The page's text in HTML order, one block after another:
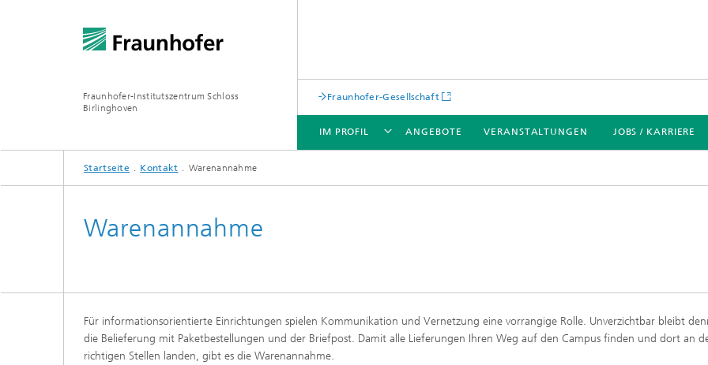
Fraunhofer-Institutszentrum Schloss
Birlinghoven
Fraunhofer-Gesellschaft
IM PROFIL
IM PROFIL
ANGEBOTE VERANSTALTUNGEN JOBS / KARRIERE
JOBS / KARRIERE
KONTAKT
SCHLOSS BIRLINGHOVEN
Startseite Kontakt Warenannahme
Warenannahme
Für informationsorientierte Einrichtungen spielen Kommunikation und Vernetzung eine vorrangige Rolle. Unverzichtbar bleibt
die Belieferung mit Paketbestellungen und der Briefpost. Damit alle Lieferungen Ihren Weg auf den Campus finden und dort an
richtigen Stellen landen, gibt es die Warenannahme.